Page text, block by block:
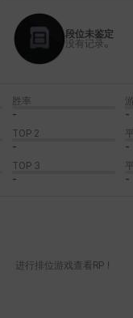
段位未鉴定
没有记录。
胜率
-
-
TOP 2
-
-
TOP 3
-
-
进行排位游戏查看RP！